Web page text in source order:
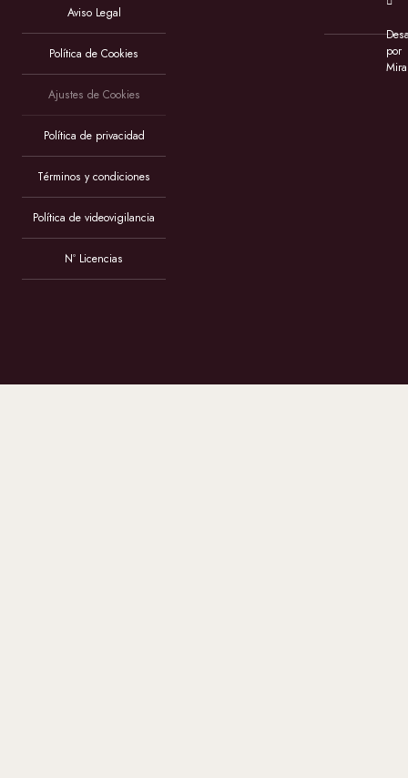
Aviso Legal
Política de Cookies
Ajustes de Cookies
Política de privacidad
Términos y condiciones
Política de videovigilancia
Nº Licencias
por